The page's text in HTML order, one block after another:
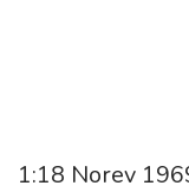
1:18 Norev